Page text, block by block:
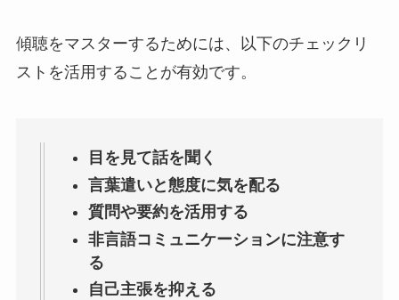
傾聴をマスターするためには、以下のチェックリ
ストを活用することが有効です。
目を見て話を聞く
言葉遣いと態度に気を配る
質問や要約を活用する
非言語コミュニケーションに注意す
る
自己主張を抑える